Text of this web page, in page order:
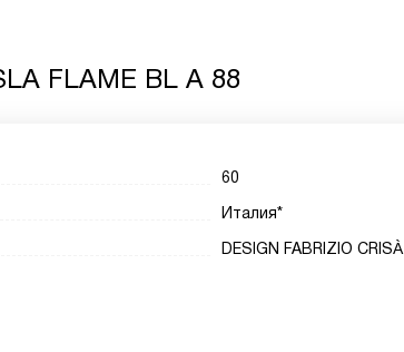
FLAME BL A 88
60
Италия*
DESIGN FABRIZIO CRISÀ